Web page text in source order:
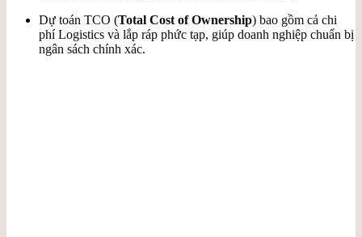
Dự toán TCO (Total Cost of Ownership) bao gồm cả chi
phí Logistics và lắp ráp phức tạp, giúp doanh nghiệp chuẩn bị
ngân sách chính xác.